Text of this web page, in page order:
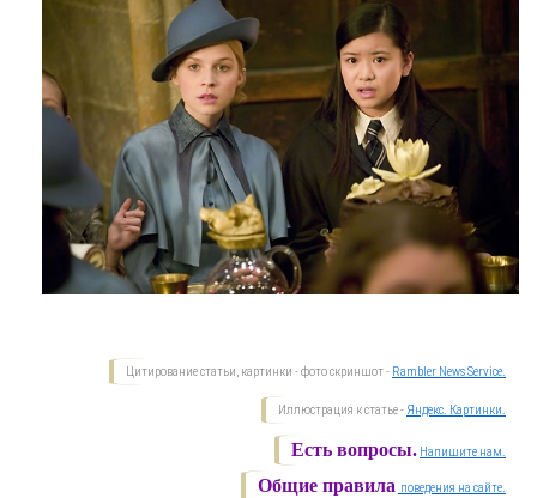
Цитирование статьи, картинки - фото скриншот - Rambler News Service.
Иллюстрация к статье - Яндекс. Картинки.
Есть вопросы. Напишите нам.
Общие правила поведения на сайте.